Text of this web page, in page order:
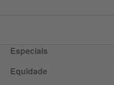
Especiais
Equidade